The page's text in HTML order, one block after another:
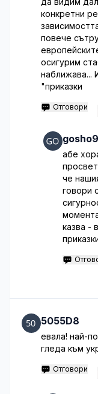
конкретни
повече
осигурим
наближава...
"приказки
Отговори
абе
че
говори
казва -
5055D8
евала! най-
гледа към
Отговори